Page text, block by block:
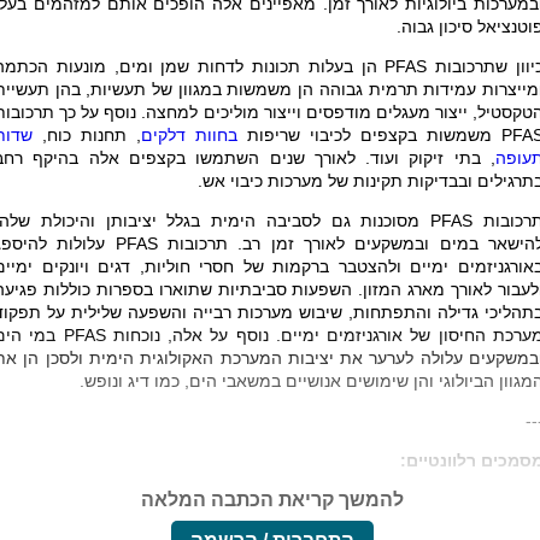
סיכון גבוה.
שתרכובות PFAS הן בעלות תכונות לדחות שמן ומים, מונעות
עמידות תרמית גבוהה הן משמשות במגוון של תעשיות, בהן
ייצור מעגלים מודפסים וייצור מוליכים למחצה. נוסף על כך
משמשות בקצפים לכיבוי שריפות בחוות דלקים , תחנות כוח,
, בתי זיקוק ועוד. לאורך שנים השתמשו בקצפים אלה בהיקף
ובבדיקות תקינות של מערכות כיבוי אש.
PFAS מסוכנות גם לסביבה הימית בגלל יציבותן והיכולת
במים ובמשקעים לאורך זמן רב. תרכובותPFAS עלולות
ימיים ולהצטבר ברקמות של חסרי חוליות, דגים ויונקים
לאורך מארג המזון. השפעות סביבתיות שתוארו בספרות כוללות
גדילה והתפתחות, שיבוש מערכות רבייה והשפעה שלילית על
החיסון של אורגניזמים ימיים. נוסף על אלה, נוכחותPFAS במי
עלולה לערער את יציבות המערכת האקולוגית הימית ולסכן הן
הביולוגי והן שימושים אנושיים במשאבי הים, כמו דיג ונופש
רלוונטיים:
להמשך קריאת הכתבה המלאה